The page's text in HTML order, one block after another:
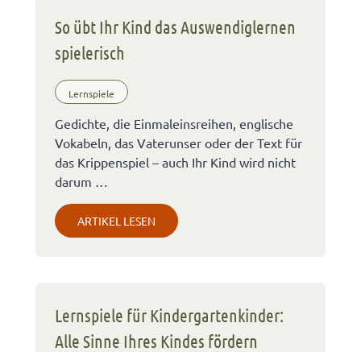
So übt Ihr Kind das Auswendiglernen
spielerisch
Lernspiele
Gedichte, die Einmaleinsreihen, englische
Vokabeln, das Vaterunser oder der Text für
das Krippenspiel – auch Ihr Kind wird nicht
darum …
ARTIKEL LESEN
Lernspiele für Kindergartenkinder:
Alle Sinne Ihres Kindes fördern